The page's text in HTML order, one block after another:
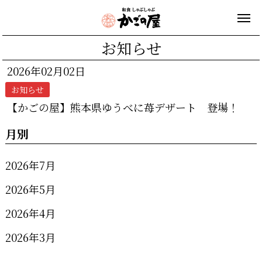
お知らせ
2026年02月02日
お知らせ
【かごの屋】熊本県ゆうべに苺デザート 登場！
月別
2026年7月
2026年5月
2026年4月
2026年3月